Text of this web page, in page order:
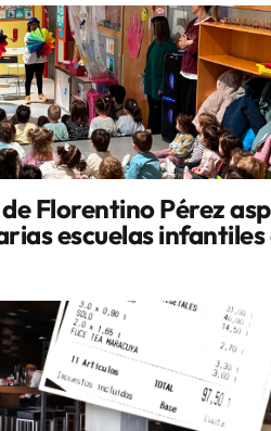
Florentino Pérez
escuelas infantiles